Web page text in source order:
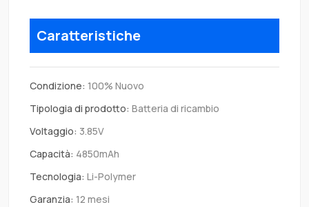
Caratteristiche
Condizione: 100% Nuovo
Tipologia di prodotto: Batteria di ricambio
Voltaggio: 3.85V
Capacità: 4850mAh
Tecnologia: Li-Polymer
Garanzia: 12 mesi